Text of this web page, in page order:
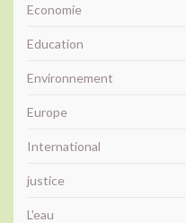
Economie
Education
Environnement
Europe
International
justice
L'eau